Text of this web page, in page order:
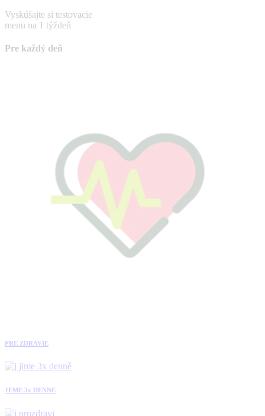
Vyskúšajte si testovacie
menu na 1 týždeň
Pre každý deň
PRE ZDRAVIE
JEME 3x DENNE